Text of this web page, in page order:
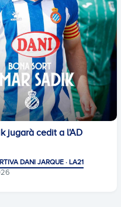
jugarà cedit a l'AD
DANI JARQUE · LA21